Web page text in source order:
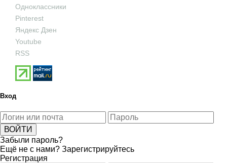
Одноклассники
Pinterest
Яндекс Дзен
Youtube
RSS
Вход
Забыли пароль?
Ещё не с нами? Зарегистрируйтесь
Регистрация